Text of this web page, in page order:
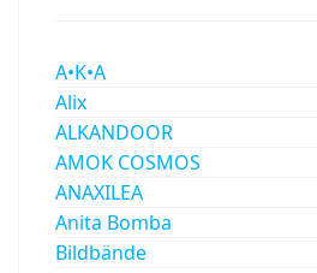
A•K•A
Alix
ALKANDOOR
AMOK COSMOS
ANAXILEA
Anita Bomba
Bildbände